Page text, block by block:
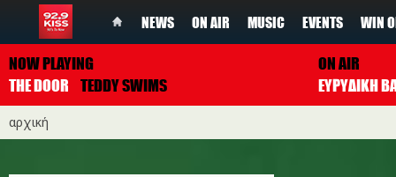
NEWS ON AIR MUSIC EVENTS WIN
NOW PLAYING
THE DOOR
TEDDY SWIMS
ON AIR
ΕΥΡΥΔΙΚΗ
αρχική